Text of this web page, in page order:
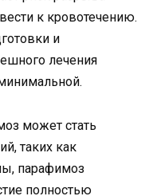
к кровотечению.
и
лечения
может стать
таких как
парафимоз
полностью